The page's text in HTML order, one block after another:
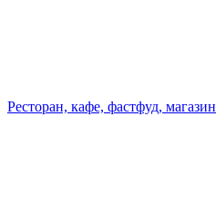
Ресторан, кафе, фастфуд, магазин